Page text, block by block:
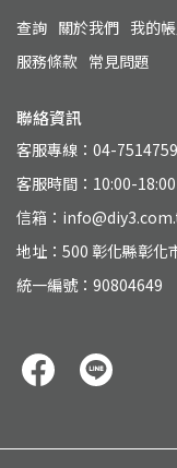
查詢 關於我們 我的
服務條款 常見問題
聯絡資訊
客服專線：04-7514759
客服時間：10:00-18:00
信箱：
地址：500 彰化縣彰化
統一編號：90804649